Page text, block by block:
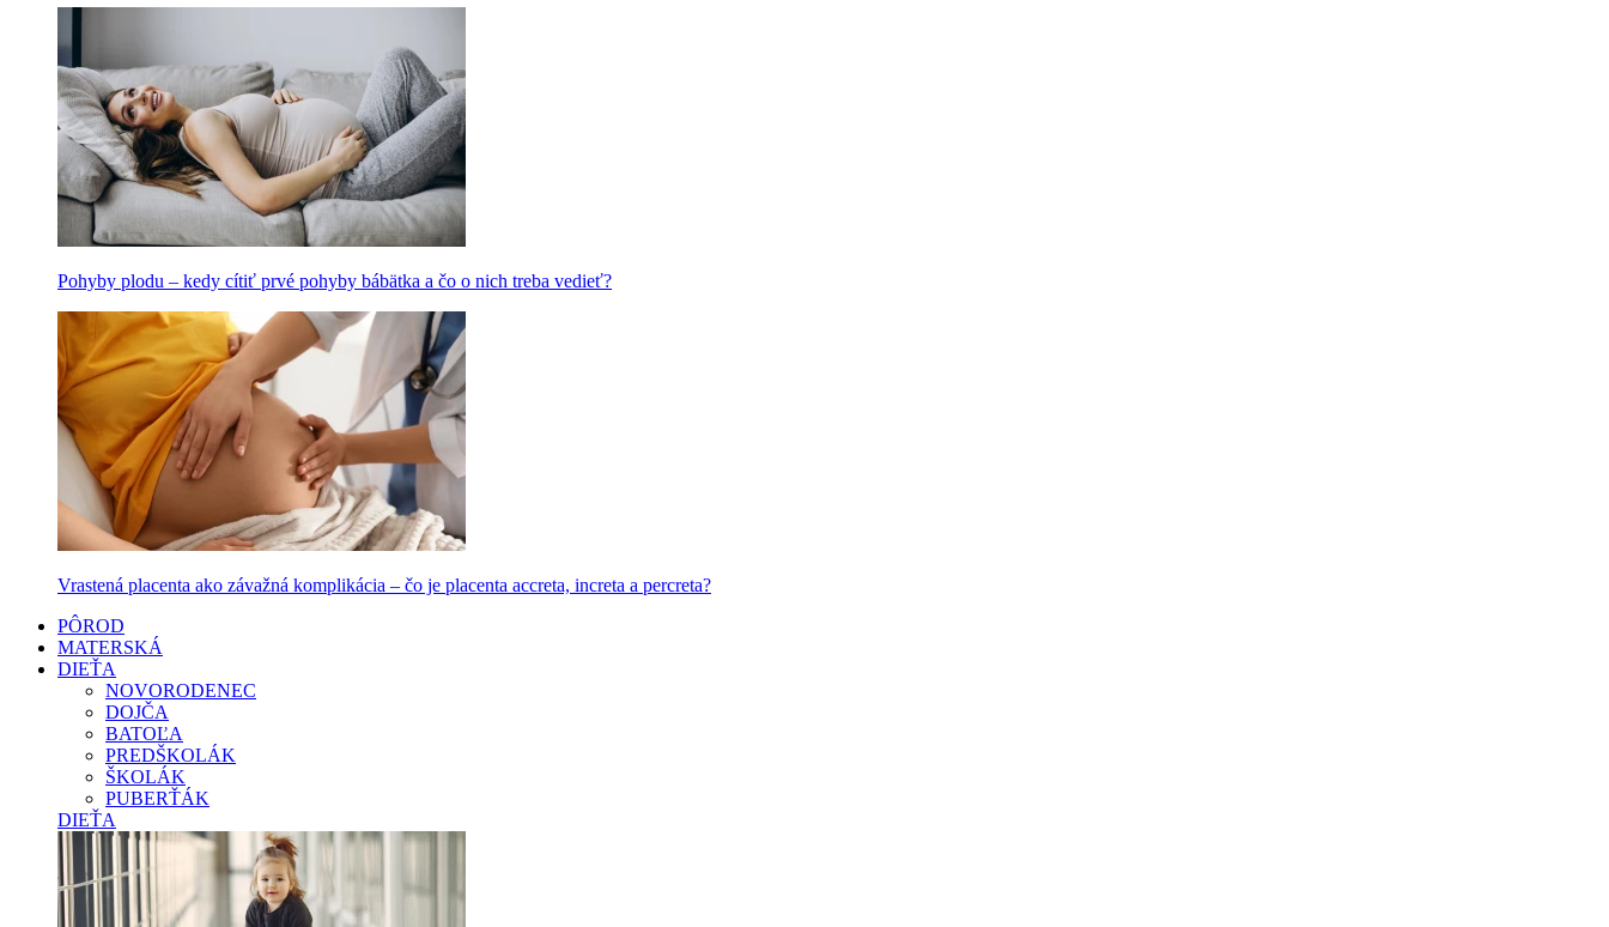
Pohyby plodu – kedy cítiť prvé pohyby bábätka a čo o nich treba vedieť?
Vrastená placenta ako závažná komplikácia – čo je placenta accreta, increta a percreta?
PÔROD
MATERSKÁ
DIEŤA
NOVORODENEC
DOJČA
BATOĽA
PREDŠKOLÁK
ŠKOLÁK
PUBERŤÁK
DIEŤA